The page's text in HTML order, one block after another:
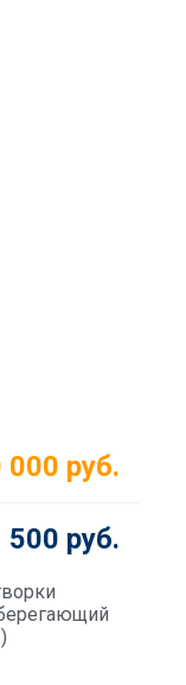
000 руб.
500 руб.